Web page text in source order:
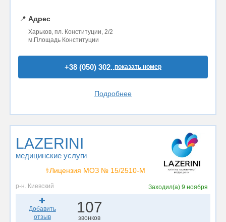
📍 Адрес
Харьков, пл. Конституции, 2/2
м.Площадь Конституции
+38 (050) 302..показать номер
Подробнее
LAZERINI
медицинские услуги
⚕️Лицензия МОЗ № 15/2510-М
р-н. Киевский Заходил(а) 9 ноября
Добавить
отзыв
107
звонков